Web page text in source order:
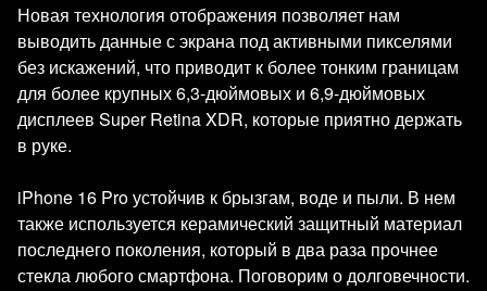
Новая технология отображения позволяет нам
выводить данные с экрана под активными пикселями
без искажений, что приводит к более тонким границам
для более крупных 6,3-дюймовых и 6,9-дюймовых
дисплеев Super Retina XDR, которые приятно держать
в руке.
iPhone 16 Pro устойчив к брызгам, воде и пыли. В нем
также используется керамический защитный материал
последнего поколения, который в два раза прочнее
стекла любого смартфона. Поговорим о долговечности.